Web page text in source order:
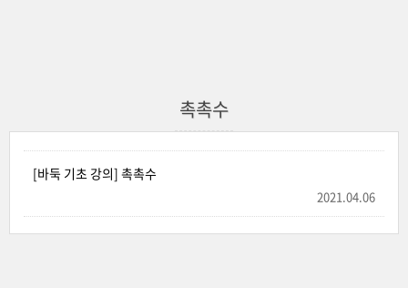
촉촉수
[바둑 기초 강의] 촉촉수
2021.04.06